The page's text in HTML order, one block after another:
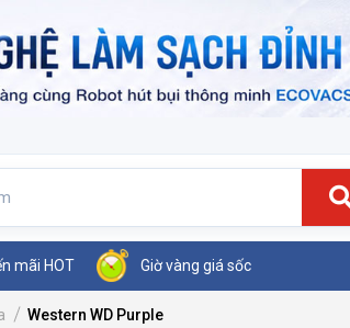
mãi HOT Giờ vàng giá sốc
Western WD Purple